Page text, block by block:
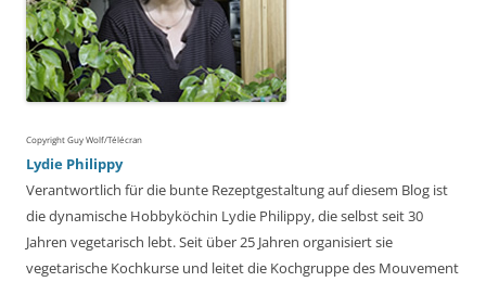
Copyright Guy Wolf/Télécran
Lydie Philippy
Verantwortlich für die bunte Rezeptgestaltung auf diesem Blog ist
die dynamische Hobbyköchin Lydie Philippy, die selbst seit 30
Jahren vegetarisch lebt. Seit über 25 Jahren organisiert sie
vegetarische Kochkurse und leitet die Kochgruppe des Mouvement